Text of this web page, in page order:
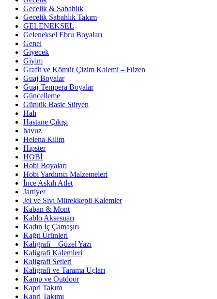
Gecelik & Sabahlık
Gecelik Sabahlık Takım
GELENEKSEL
Geleneksel Ebru Boyaları
Genel
Giyecek
Giyim
Grafit ve Kömür Çizim Kalemi – Füzen
Guaj Boyalar
Guaj-Tempera Boyalar
Güncelleme
Günlük Basic Sütyen
Halı
Hastane Çıkışı
havuz
Helena Kilim
Hipster
HOBİ
Hobi Boyaları
Hobi Yardımcı Malzemeleri
İnce Askılı Atlet
Jartiyer
Jel ve Sıvı Mürekkepli Kalemler
Kaban & Mont
Kablo Aksesuarı
Kadın İç Çamaşırı
Kağıt Ürünleri
Kaligrafi – Güzel Yazı
Kaligrafi Kalemleri
Kaligrafi Setleri
Kaligrafi ve Tarama Uçları
Kamp ve Outdoor
Kapri Takım
Kapri Takımı